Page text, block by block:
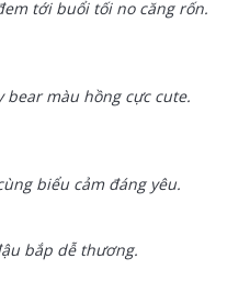
tới buổi tối no căng rốn.
bear màu hồng cực cute.
biểu cảm đáng yêu.
bắp dễ thương.